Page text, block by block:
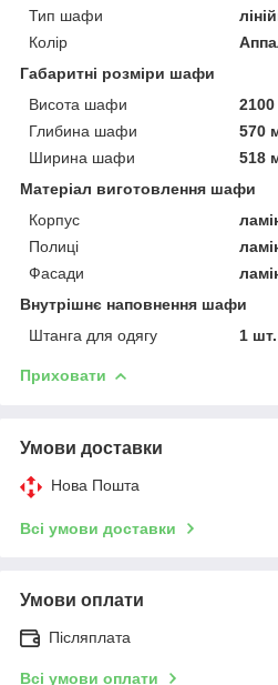
Тип шафи
Колір
Габаритні розміри шафи
Висота шафи
Глибина шафи
570
Ширина шафи
518
Матеріал виготовлення шафи
Корпус
Полиці
Фасади
Внутрішнє наповнення шафи
Штанга для одягу
1 шт.
Приховати
Умови доставки
Нова Пошта
Всі умови доставки
Умови оплати
Післяплата
Всі умови оплати